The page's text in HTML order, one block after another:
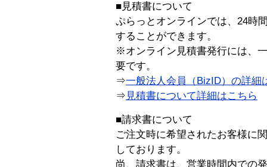
■見積書について
ぷらっとオンラインでは、24時
することができます。
※オンライン見積書発行には、
要です。
⇒一般法人会員（BizID）の詳細
⇒ 見積書について詳細はこちら
■請求書について
ご注文時に希望されたお客様に
しております。
尚、請求書は、営業時間内での